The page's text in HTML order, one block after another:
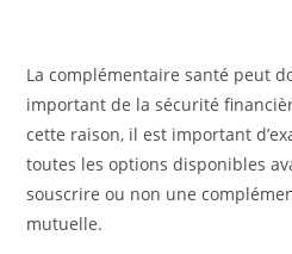
La complémentaire santé peut
important de la sécurité
cette raison, il est important
toutes les options disponibles
souscrire ou non une
mutuelle.